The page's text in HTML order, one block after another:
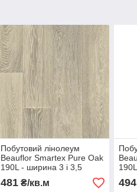
Побутовий лінолеум
Beauflor Smartex Pure Oak
190L - ширина 3 і 3,5
метри /безкоштовна
доставка/
481₴/кв.м 494